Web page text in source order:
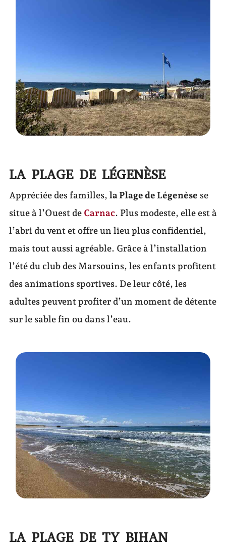
LA PLAGE DE LÉGENÈSE
Appréciée des familles, la Plage de Légenèse se
situe à l’Ouest de Carnac. Plus modeste, elle est à
l’abri du vent et offre un lieu plus confidentiel,
mais tout aussi agréable. Grâce à l’installation
l’été du club des Marsouins, les enfants profitent
des animations sportives. De leur côté, les
adultes peuvent profiter d’un moment de détente
sur le sable fin ou dans l’eau.
LA PLAGE DE TY BIHAN